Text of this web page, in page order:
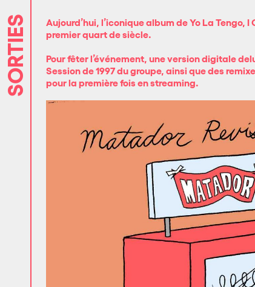
Aujourd’hui, l’iconique album de Yo La Tengo,
premier quart de siècle.
Pour fêter l’événement, une version digitale
Session de 1997 du groupe, ainsi que des
pour la première fois en streaming.
SORTIES